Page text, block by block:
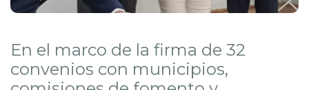
En el marco de la firma de 32
convenios con municipios,